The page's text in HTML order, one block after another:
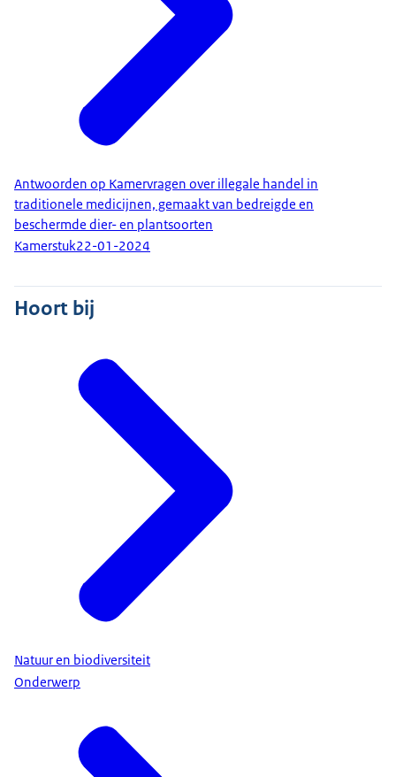
Antwoorden op Kamervragen over illegale handel in
traditionele medicijnen, gemaakt van bedreigde en
beschermde dier- en plantsoorten
Kamerstuk22-01-2024
Hoort bij
Natuur en biodiversiteit
Onderwerp